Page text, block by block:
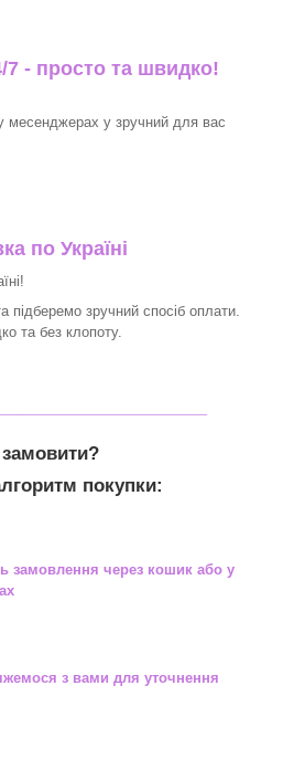
7 - просто та швидко!
месенджерах у зручний для вас
по Україні
підберемо зручний спосіб оплати.
та без клопоту.
покупки:
замовлення через кошик або у
з вами для уточнення